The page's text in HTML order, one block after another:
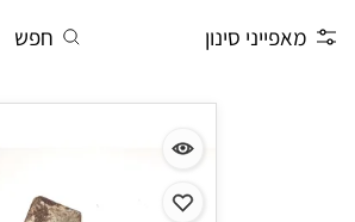
מאפייני סינון חפש